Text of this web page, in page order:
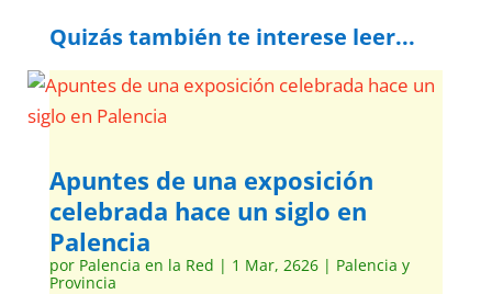
Quizás también te interese leer...
Apuntes de una exposición
celebrada hace un siglo en
Palencia
por Palencia en la Red | 1 Mar, 2626| Palencia y
Provincia